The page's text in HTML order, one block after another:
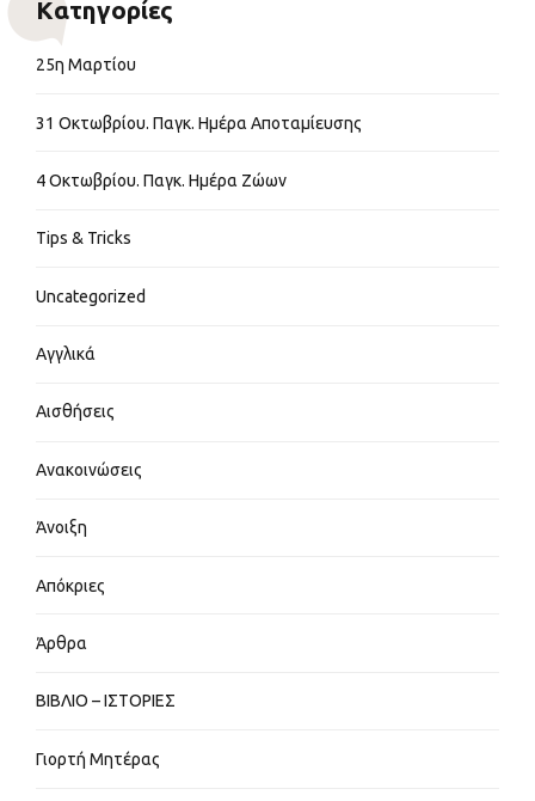
Kατηγορίες
25η Μαρτίου
31 Οκτωβρίου. Παγκ. Ημέρα Αποταμίευσης
4 Οκτωβρίου. Παγκ. Ημέρα Ζώων
Tips & Tricks
Uncategorized
Αγγλικά
Αισθήσεις
Ανακοινώσεις
Άνοιξη
Απόκριες
Άρθρα
ΒΙΒΛΙΟ – ΙΣΤΟΡΙΕΣ
Γιορτή Μητέρας